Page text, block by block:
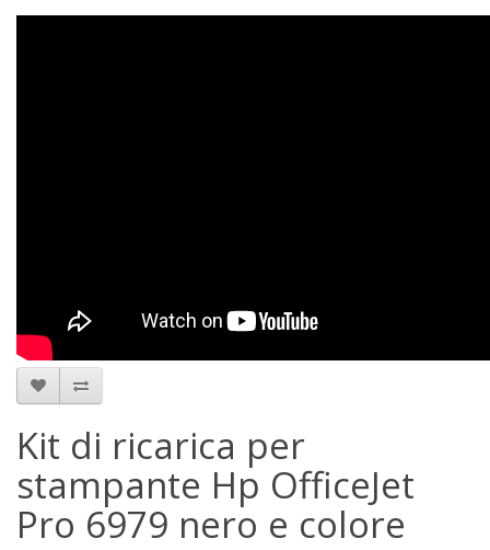
Kit di ricarica per
stampante Hp OfficeJet
Pro 6979 nero e colore